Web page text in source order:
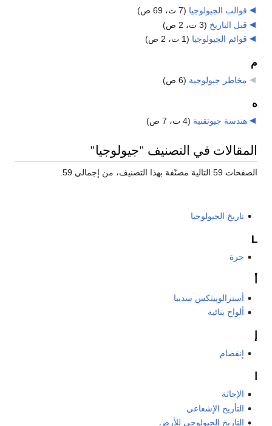
قوالب الجيولوجيا (7 ت، 69 ص)
قبل التاريخ (3 ت، 2 ص)
قوائم الجيولوجيا (1 ت، 2 ص)
م
مخاطر جيولوجية (6 ص)
ه
هندسة جيوتقنية (4 ت، 7 ص)
المقالات في التصنيف "جيولوجيا"
الصفحات 59 التالية مصنّفة بهذا التصنيف، من إجمالي 59.
تاريخ الجيولوجيا
L
حرة
أسترالوپيثكس سديبا
ألواح بنائية
إ
إنفصام
الإحاثة
التأريخ الإشعاعي
التاريخ الجيولوجي للأرض